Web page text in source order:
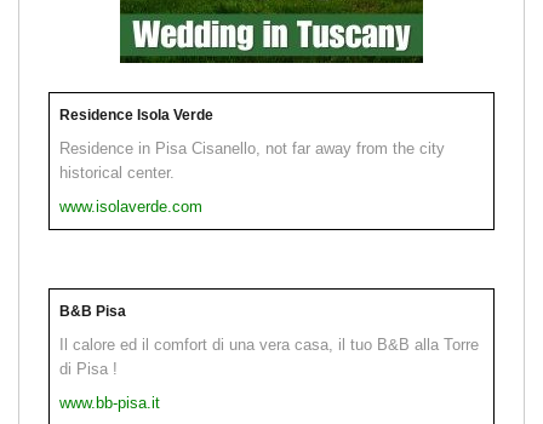
Residence Isola Verde
Residence in Pisa Cisanello, not far away from the city
historical center.
www.isolaverde.com
B&B Pisa
Il calore ed il comfort di una vera casa, il tuo B&B alla Torre
di Pisa !
www.bb-pisa.it